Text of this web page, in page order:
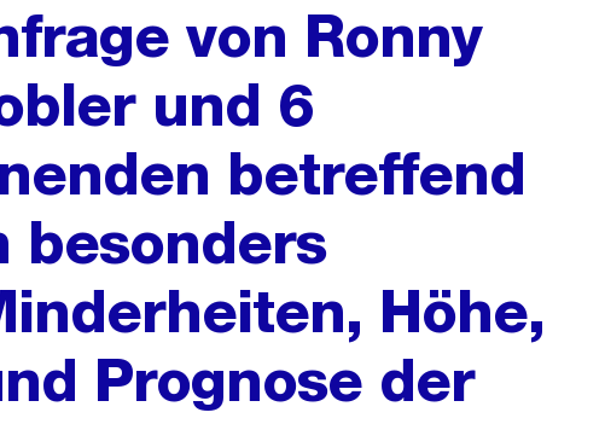
von Ronny
und 6
betreffend
besonders
Höhe,
Prognose der